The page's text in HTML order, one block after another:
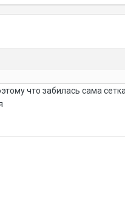
что забилась сама